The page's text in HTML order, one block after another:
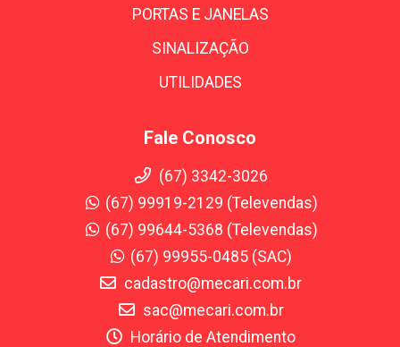
PORTAS E JANELAS
SINALIZAÇÃO
UTILIDADES
Fale Conosco
(67) 3342-3026
(67) 99919-2129 (Televendas)
(67) 99644-5368 (Televendas)
(67) 99955-0485 (SAC)
cadastro@mecari.com.br
sac@mecari.com.br
Horário de Atendimento